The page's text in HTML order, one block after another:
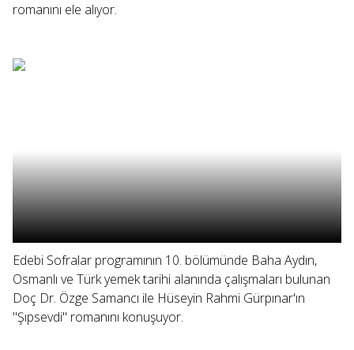
romanını ele alıyor.
Edebi Sofralar programının 10. bölümünde Baha Aydın,
Osmanlı ve Türk yemek tarihi alanında çalışmaları bulunan
Doç Dr. Özge Samancı ile Hüseyin Rahmi Gürpınar'ın
"Şıpsevdi" romanını konuşuyor.